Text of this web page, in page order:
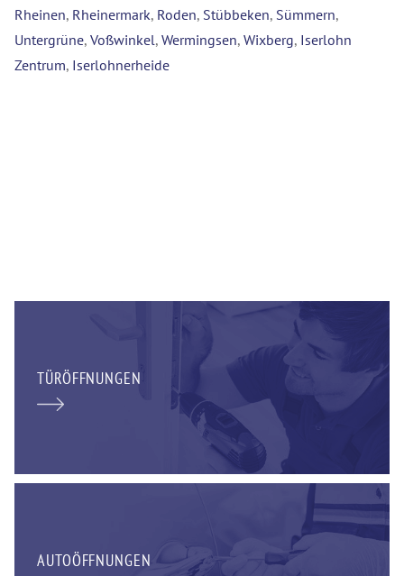
Rheinen, Rheinermark, Roden, Stübbeken, Sümmern,
Untergrüne, Voßwinkel, Wermingsen, Wixberg, Iserlohn
Zentrum, Iserlohnerheide
TÜRÖFFNUNGEN
AUTOÖFFNUNGEN